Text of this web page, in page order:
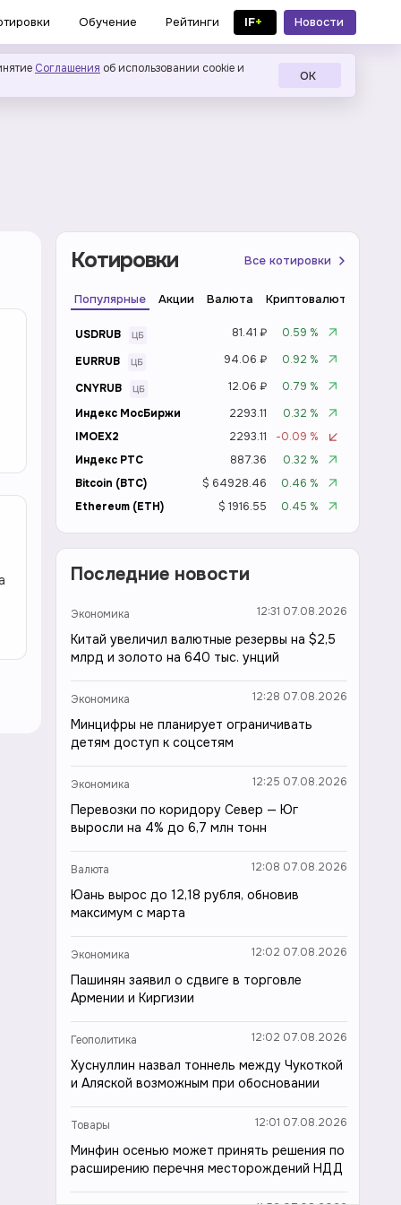
Обучение Рейтинги IF+
Новости
в MAX
Соглашения об использовании cookie и
ОК
Котировки Все котировки
Популярные Акции Валюта Криптовалюта
USDRUB 81.41 ₽
0.59 %
EURRUB
94.06 ₽
0.92 %
CNYRUB
12.06 ₽
0.79 %
Индекс МосБиржи
2293.11
0.32 %
IMOEX2
2293.11
-0.09 %
Индекс РТС
887.36
0.32 %
Bitcoin (BTC)
$ 64928.46
0.46 %
Ethereum (ETH)
$ 1916.55 0.45 %
Последние новости
Экономика 12:31 07.08.2026
Китай увеличил валютные резервы на $2,5
млрд и золото на 640 тыс. унций
Экономика 12:28 07.08.2026
Минцифры не планирует ограничивать
детям доступ к соцсетям
Экономика 12:25 07.08.2026
Перевозки по коридору Север — Юг
выросли на 4% до 6,7 млн тонн
Валюта 12:08 07.08.2026
Юань вырос до 12,18 рубля, обновив
максимум с марта
Экономика 12:02 07.08.2026
Пашинян заявил о сдвиге в торговле
Армении и Киргизии
Геополитика 12:02 07.08.2026
Хуснуллин назвал тоннель между Чукоткой
и Аляской возможным при обосновании
Товары 12:01 07.08.2026
Минфин осенью может принять решения по
расширению перечня месторождений НДД